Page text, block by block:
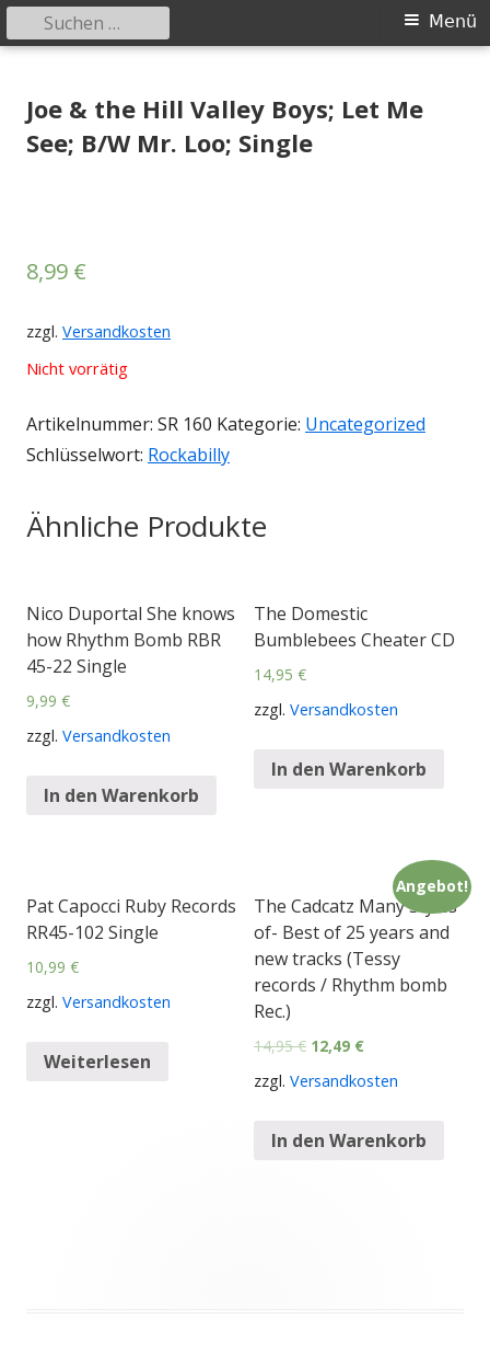
zum
Inhalt
Primäres
Menü
Suchen
nach:
Joe & the Hill Valley Boys; Let Me
See; B/W Mr. Loo; Single
8,99 €
zzgl. Versandkosten
Nicht vorrätig
Artikelnummer: SR 160 Kategorie: Uncategorized
Schlüsselwort: Rockabilly
Ähnliche Produkte
Nico Duportal She knows
how Rhythm Bomb RBR
45-22 Single
9,99 €
zzgl. Versandkosten
In den Warenkorb
The Domestic
Bumblebees Cheater CD
14,95 €
zzgl. Versandkosten
In den Warenkorb
Pat Capocci Ruby Records
RR45-102 Single
10,99 €
zzgl. Versandkosten
Weiterlesen
Angebot!
The Cadcatz Many Styles
of- Best of 25 years and
new tracks (Tessy
records / Rhythm bomb
Rec.)
14,95€ 12,49 €
zzgl. Versandkosten
In den Warenkorb